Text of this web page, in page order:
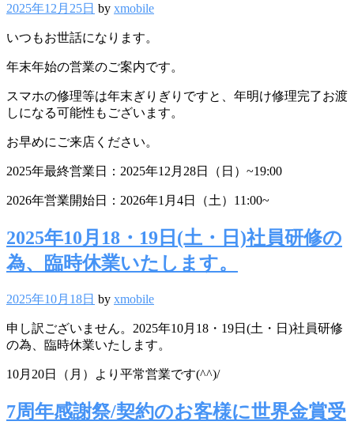
2025年12月25日 by xmobile
いつもお世話になります。
年末年始の営業のご案内です。
スマホの修理等は年末ぎりぎりですと、年明け修理完了お渡
しになる可能性もございます。
お早めにご来店ください。
2025年最終営業日：2025年12月28日（日）~19:00
2026年営業開始日：2026年1月4日（土）11:00~
2025年10月18・19日(土・日)社員研修の
為、臨時休業いたします。
2025年10月18日 by xmobile
申し訳ございません。2025年10月18・19日(土・日)社員研修
の為、臨時休業いたします。
10月20日（月）より平常営業です(^^)/
7周年感謝祭/契約のお客様に世界金賞受